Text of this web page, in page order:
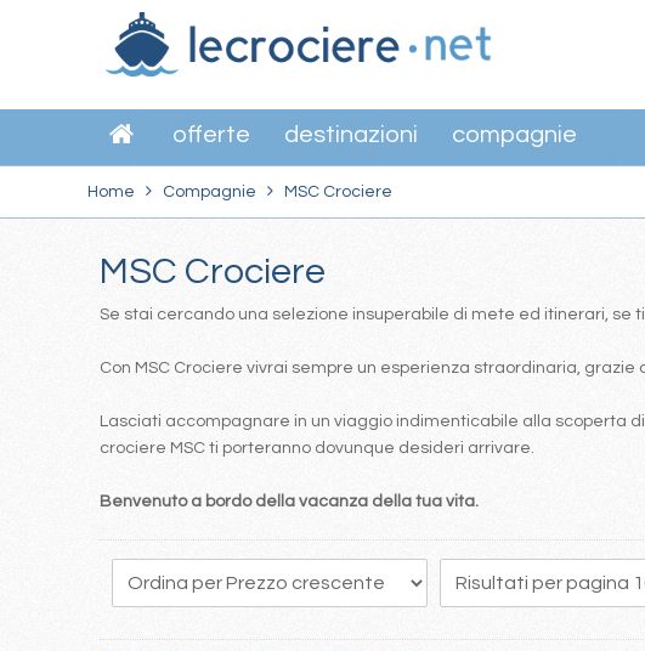
offerte destinazioni compagnie
Home Compagnie MSC Crociere
MSC Crociere
Se stai cercando una selezione insuperabile di mete ed itinerari, se
Con MSC Crociere vivrai sempre un esperienza straordinaria,
Lasciati accompagnare in un viaggio indimenticabile alla scoperta
crociere MSC ti porteranno dovunque desideri arrivare.
Benvenuto a bordo della vacanza della tua vita.
253 254 255 256 257 258 259 260